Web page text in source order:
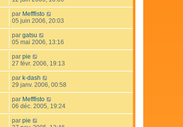
par Mefffisto
05 juin 2006, 20:03
par gatsu
05 mai 2006, 13:16
par pie
27 févr. 2006, 19:13
par k-dash
29 janv. 2006, 00:58
par Mefffisto
06 déc. 2005, 19:24
par pie